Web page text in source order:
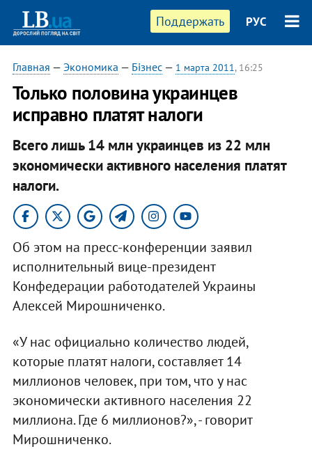
Поддержать РУС
Главная — Экономика — Бізнес— 1 марта 2011, 16:25
Только половина украинцев
исправно платят налоги
Всего лишь 14 млн украинцев из 22 млн
экономически активного населения платят
налоги.
Об этом на пресс-конференции заявил
исполнительный вице-президент
Конфедерации работодателей Украины
Алексей Мирошниченко.
«У нас официально количество людей,
которые платят налоги, составляет 14
миллионов человек, при том, что у нас
экономически активного населения 22
миллиона. Где 6 миллионов?», - говорит
Мирошниченко.